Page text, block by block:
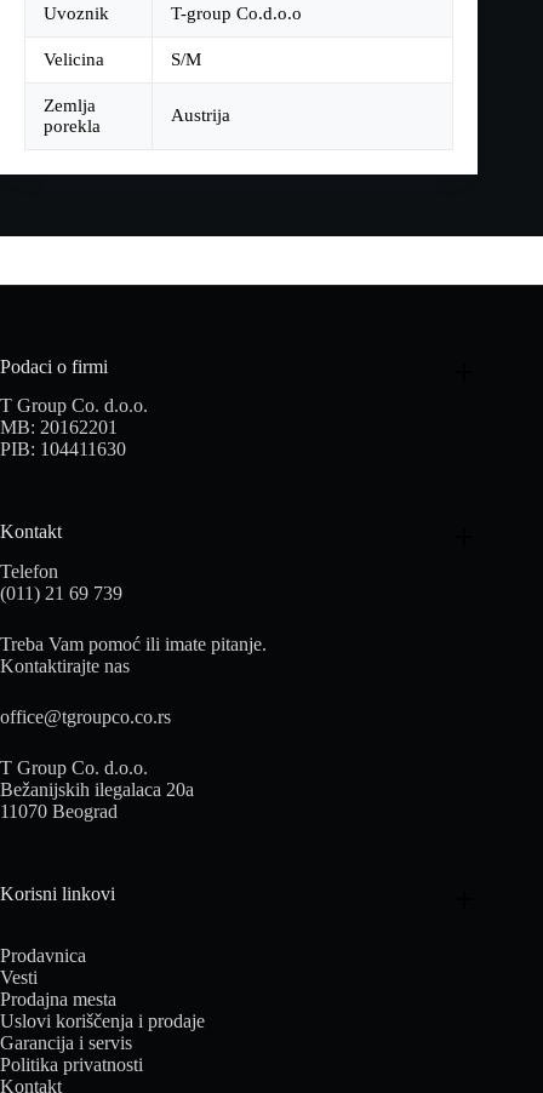
Uvoznik T-group Co.d.o.o
Velicina S/M
Zemlja
porekla
Austrija
Podaci o firmi
T Group Co. d.o.o.
MB: 20162201
PIB: 104411630
Kontakt
Telefon
(011) 21 69 739
Treba Vam pomoć ili imate pitanje.
Kontaktirajte nas
office@tgroupco.co.rs
T Group Co. d.o.o.
Bežanijskih ilegalaca 20a
11070 Beograd
Korisni linkovi
Prodavnica
Vesti
Prodajna mesta
Uslovi koriščenja i prodaje
Garancija i servis
Politika privatnosti
Kontakt